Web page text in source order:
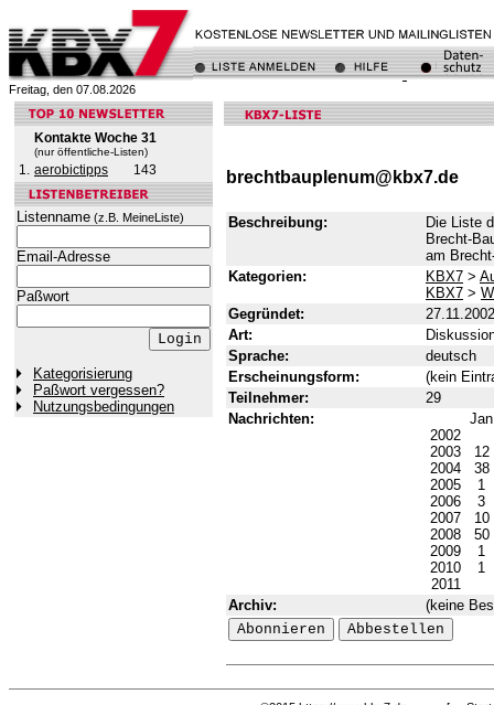
Freitag, den 07.08.2026
Kontakte Woche 31
(nur öffentliche-Listen)
1. aerobictipps 143
Listenname (z.B. MeineListe)
Email-Adresse
Paßwort
Kategorisierung
Paßwort vergessen?
Nutzungsbedingungen
brechtbauplenum@kbx7.de
Beschreibung:
Die Liste
Brecht-
am
Kategorien:
KBX7 >
KBX7 >
Gegründet:
27.11.2002
Art:
Sprache:
deutsch
Erscheinungsform:
(kein
Teilnehmer:
29
Nachrichten:
2002
2003
12
2004
38
2005
1
2006
3
2007
10
2008
50
2009
1
2010
1
2011
Archiv:
(keine